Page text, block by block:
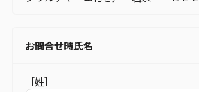
お問合せ時氏名
［姓］